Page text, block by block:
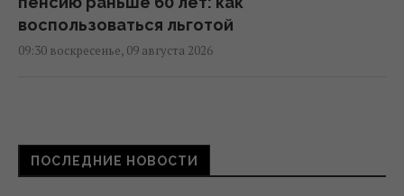
воспользоваться льготой
09:30 воскресенье, 09 августа 2026
детали российской атаки
08:52 воскресенье, 09 августа 2026
ПОСЛЕДНИЕ НОВОСТИ